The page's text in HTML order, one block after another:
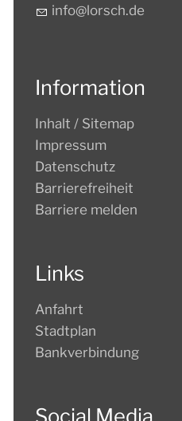
BAUEN & UMWELT
KULTUR
TOURISMUS
nf
l rsch d
Information
Inhalt / Sitemap
Impressum
Datenschutz
Barrierefreiheit
Barriere melden
Links
Anfahrt
Stadtplan
Bankverbindung
Social Media